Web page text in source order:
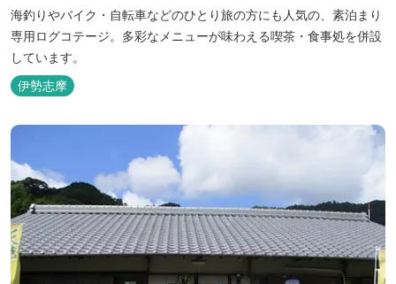
海釣りやバイク・自転車などのひとり旅の方にも人気の、素泊まり
専用ログコテージ。多彩なメニューが味わえる喫茶・食事処を併設
しています。
伊勢志摩